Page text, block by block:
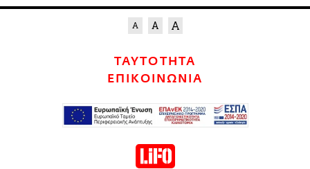
ΤΑΥΤΟΤΗΤΑ
ΕΠΙΚΟΙΝΩΝΙΑ